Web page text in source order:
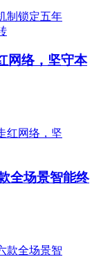
网络，坚守本
全场景智能终